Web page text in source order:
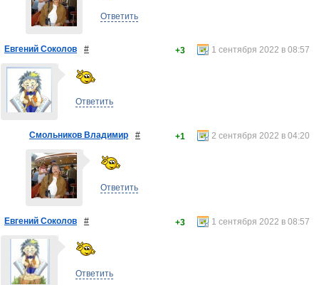
Ответить
Евгений Соколов # 1 сентября 2022 в 08:57
+3
Ответить
Смольников Владимир # 2 сентября 2022 в 04:20
+1
Ответить
Евгений Соколов # 1 сентября 2022 в 08:57
+3
Ответить